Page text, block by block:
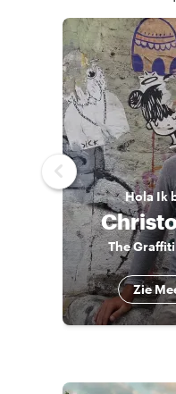
Hola Ik
The
Zie